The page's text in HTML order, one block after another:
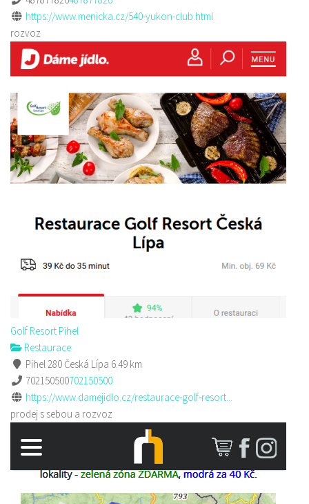
https://www.menicka.cz/540-yukon-club.html
rozvoz
Golf Resort Pihel
Restaurace
Pihel 280 Česká Lípa 6.49 km
702150500702150500
https://www.damejidlo.cz/restaurace-golf-resort...
prodej s sebou a rozvoz